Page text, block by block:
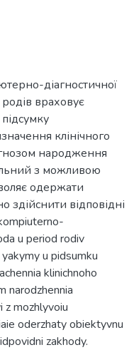
діагностичної
враховує
клінічного
народження
з можливою
одержати
здійснити відповідні
u period rodiv
u pidsumku
klinichnoho
narodzhennia
z mozhlyvoiu
oderzhaty obiektyvnu
zakhody.